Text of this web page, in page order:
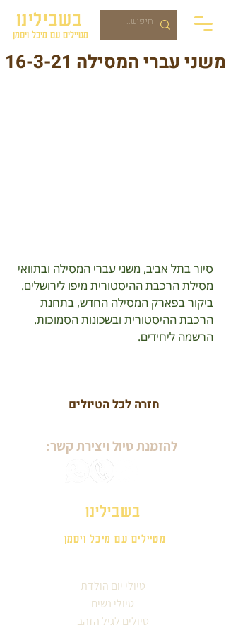
בשבילינו
מטיילים עם מיכל ויסמן
משני עברי המסילה 16-3-21
סיור בתל אביב, משני עברי המסילה ובתוואי
מסילת הרכבת ההיסטורית מיפו לירושלים.
ביקור בפארק המסילה החדש, בתחנת
הרכבת ההיסטורית ובשכונות הסמוכות.
הרשמה ליחידים.
חזרה לכל הטיולים
להזמנת טיול ויצירת קשר:
בשבילינו
מטיילים עם מיכל ויסמן
טיולי יום הולדת
טיולי נשים
טיולים לגיל הזהב